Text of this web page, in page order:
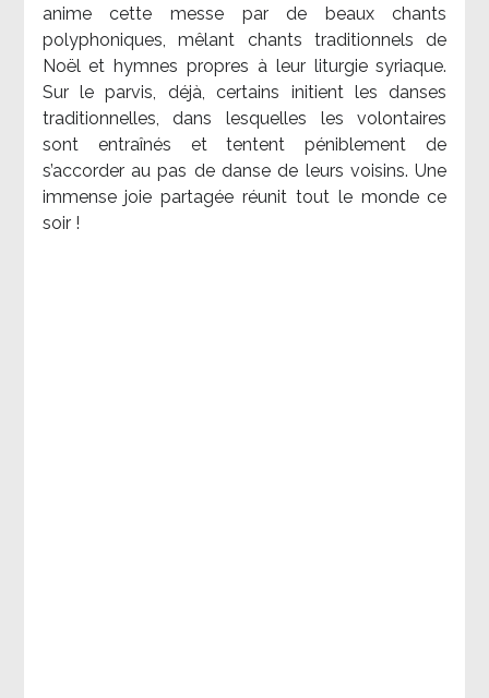
anime cette messe par de beaux chants
polyphoniques, mêlant chants traditionnels de
Noël et hymnes propres à leur liturgie syriaque.
Sur le parvis, déjà, certains initient les danses
traditionnelles, dans lesquelles les volontaires
sont entraînés et tentent péniblement de
s’accorder au pas de danse de leurs voisins. Une
immense joie partagée réunit tout le monde ce
soir !